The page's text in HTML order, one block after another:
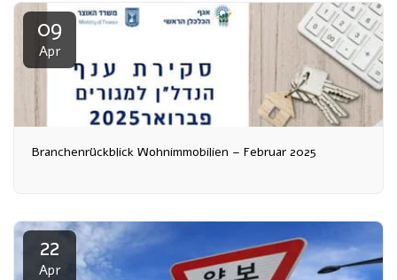
09
Apr
Branchenrückblick Wohnimmobilien – Februar 2025
22
Apr